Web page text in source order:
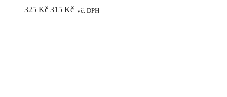
325Kč Původní
315 KčAktuální
vč. DPH